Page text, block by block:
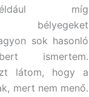
míg
bélyegeket
sok hasonló
ismertem.
látom, hogy a
mert nem menő.